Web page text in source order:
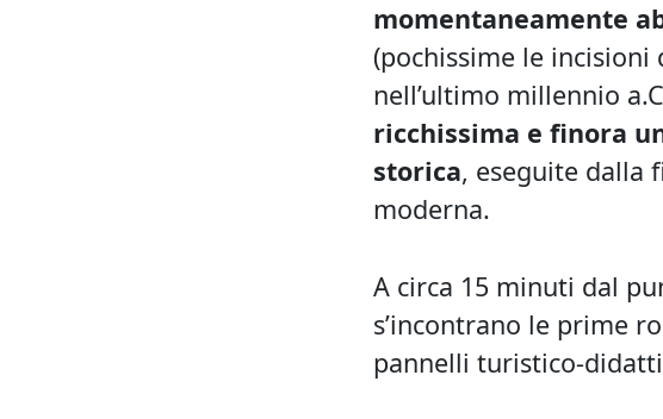
momentaneamente
(pochissime le
nell’ultimo millennio
ricchissima e finora
storica, eseguite dalla
moderna.
A circa 15 minuti dal
s’incontrano le prime
pannelli turistico-